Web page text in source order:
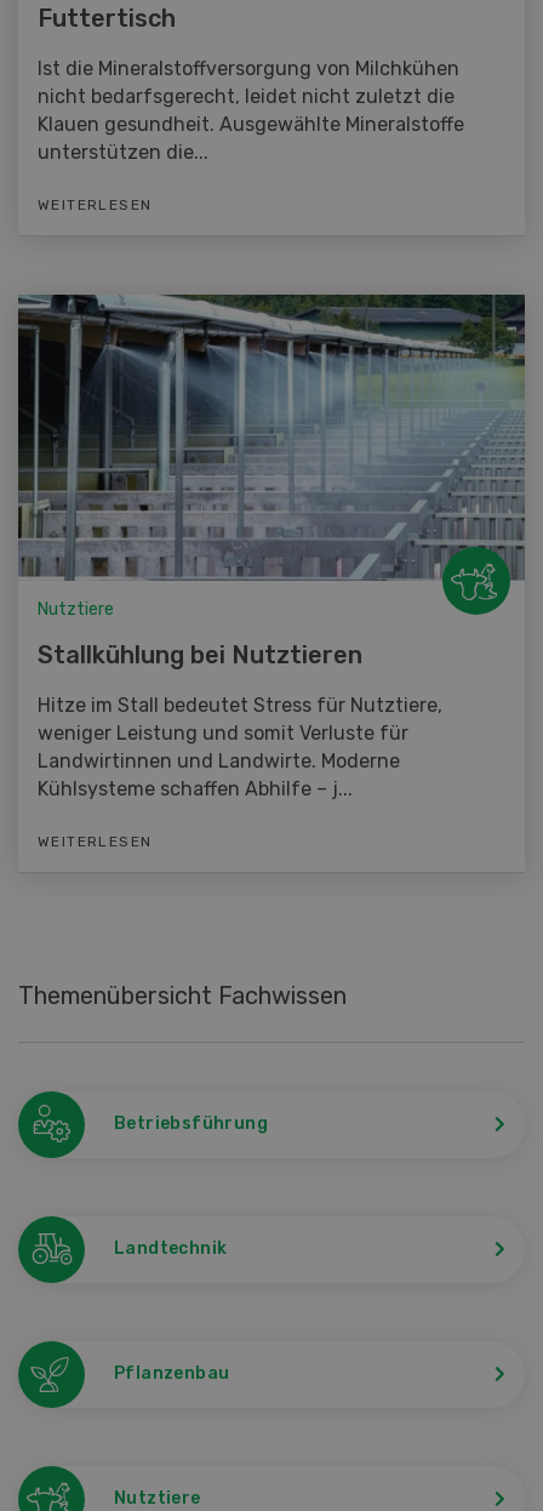
Futtertisch
Ist die Mineralstoffversorgung von Milchkühen
nicht bedarfsgerecht, leidet nicht zuletzt die
Klauen gesundheit. Ausgewählte Mineralstoffe
unterstützen die...
WEITERLESEN
Nutztiere
Stallkühlung bei Nutztieren
Hitze im Stall bedeutet Stress für Nutztiere,
weniger Leistung und somit Verluste für
Landwirtinnen und Landwirte. Moderne
Kühlsysteme schaffen Abhilfe – j...
WEITERLESEN
Themenübersicht Fachwissen
Betriebsführung
Landtechnik
Pflanzenbau
Nutztiere